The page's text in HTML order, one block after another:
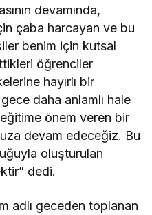
devamında,
çaba harcayan ve bu
benim için kutsal
öğrenciler
hayırlı bir
daha anlamlı hale
önem veren bir
devam edeceğiz. Bu
oluşturulan
dedi.
adlı geceden toplanan